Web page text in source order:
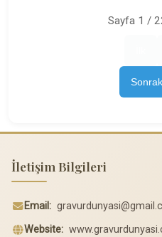
Sayfa 1 /
İletişim Bilgileri
Email:
Website: